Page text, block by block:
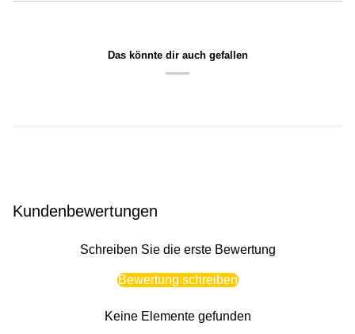
Das könnte dir auch gefallen
Kundenbewertungen
Schreiben Sie die erste Bewertung
Bewertung schreiben
Keine Elemente gefunden